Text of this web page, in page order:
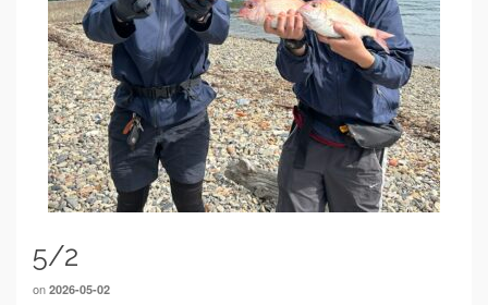
5/2
on 2026-05-02